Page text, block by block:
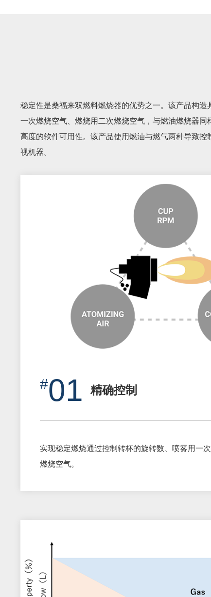
稳定性是桑福来双燃料燃烧器的优势之一。该产品构
一次燃烧空气、燃烧用二次燃烧空气，与燃油燃烧器同
高度的软件可用性。该产品使用燃油与燃气两种导致
视机器。
01 精确控制
实现稳定燃烧通过控制转杯的旋转数、喷雾用一
燃烧空气。